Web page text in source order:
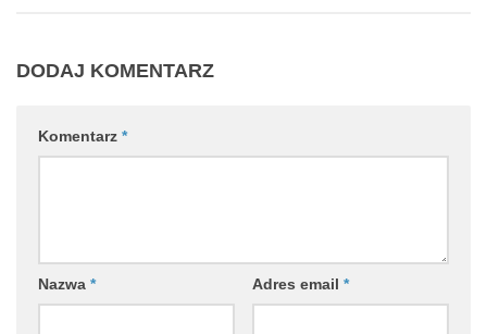
DODAJ KOMENTARZ
Komentarz *
Nazwa * Adres email *